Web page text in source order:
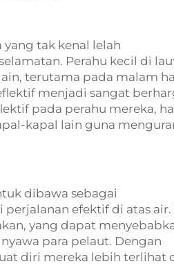
tak kenal lelah
Perahu kecil di
terutama pada malam
menjadi sangat
pada perahu mereka,
kapal lain guna
dibawa sebagai
efektif di atas air.
yang dapat
para pelaut. Dengan
diri mereka lebih terlihat